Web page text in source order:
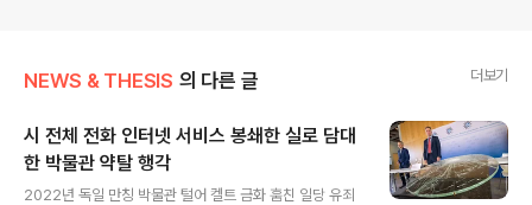
NEWS & THESIS 의 다른 글 더보기
시 전체 전화 인터넷 서비스 봉쇄한 실로 담대
한 박물관 약탈 행각
2022년 독일 만칭 박물관 털어 켈트 금화 훔친 일당 유죄